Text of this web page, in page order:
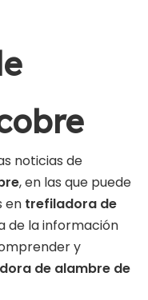
noticias de
, en las que puede
en trefiladora de
de la información
y
de alambre de